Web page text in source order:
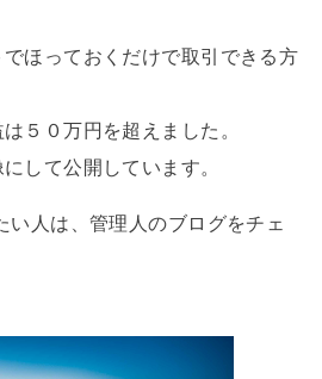
ほっておくだけで取引できる方
５０万円を超えました。
して公開しています。
い人は、管理人のブログをチェ